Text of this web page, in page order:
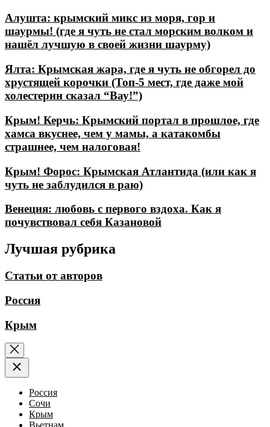
Алушта: крымский микс из моря, гор и
шаурмы! (где я чуть не стал морским волком и
нашёл лучшую в своей жизни шаурму)
Ялта: Крымская жара, где я чуть не обгорел до
хрустящей корочки (Топ-5 мест, где даже мой
холестерин сказал “Вау!”)
Крым! Керчь: Крымский портал в прошлое, где
хамса вкуснее, чем у мамы, а катакомбы
страшнее, чем налоговая!
Крым! Форос: Крымская Атлантида (или как я
чуть не заблудился в раю)
Венеция: любовь с первого вздоха. Как я
почувствовал себя Казановой
Лучшая рубрика
Статьи от авторов
Россия
Крым
Россия
Сочи
Крым